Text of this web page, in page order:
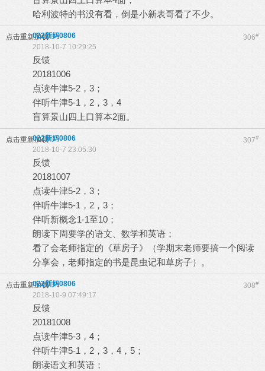
哈利波特的书没有看，倒是小新表哥看了不少。
点击重新加载 306#
022新妈0806
2018-10-7 10:29:25
反馈
20181006
点读牛津5-2，3；
伴听牛津5-1，2，3，4
盲算景山四上口算本2面。
点击重新加载 307#
022新妈0806
2018-10-7 23:05:30
反馈
20181007
点读牛津5-2，3；
伴听牛津5-1，2，3；
伴听新概念1-1至10；
朗读下周要学的语文、数学和英语；
看了会老师指定的《草房子》（学期末老师要搞一个阅读
分享会，老师指定的书是昆虫记和草房子）。
点击重新加载 308#
022新妈0806
2018-10-9 07:49:17
反馈
20181008
点读牛津5-3，4；
伴听牛津5-1，2，3，4，5；
朗读语文和英语；